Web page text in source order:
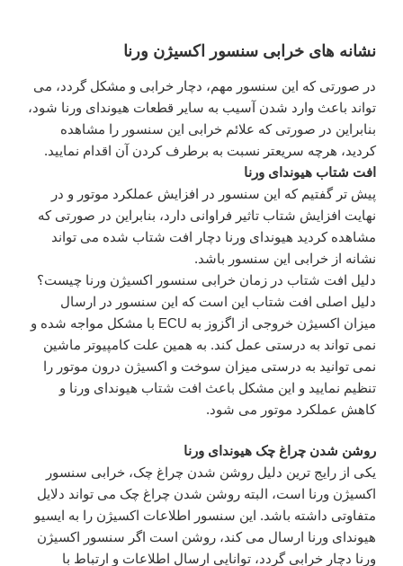
نشانه های خرابی سنسور اکسیژن ورنا
در صورتی که این سنسور مهم، دچار خرابی و مشکل گردد، می
تواند باعث وارد شدن آسیب به سایر قطعات هیوندای ورنا شود،
بنابراین در صورتی که علائم خرابی این سنسور را مشاهده
کردید، هرچه سریعتر نسبت به برطرف کردن آن اقدام نمایید.
افت شتاب هیوندای ورنا
پیش تر گفتیم که این سنسور در افزایش عملکرد موتور و در
نهایت افزایش شتاب تاثیر فراوانی دارد، بنابراین در صورتی که
مشاهده کردید هیوندای ورنا دچار افت شتاب شده می تواند
نشانه از خرابی این سنسور باشد.
دلیل افت شتاب در زمان خرابی سنسور اکسیژن ورنا چیست؟
دلیل اصلی افت شتاب این است که این سنسور در ارسال
میزان اکسیژن خروجی از اگزوز به ECU با مشکل مواجه شده و
نمی تواند به درستی عمل کند. به همین علت کامپیوتر ماشین
نمی توانید به درستی میزان سوخت و اکسیژن درون موتور را
تنظیم نمایید و این مشکل باعث افت شتاب هیوندای ورنا و
کاهش عملکرد موتور می شود.
روشن شدن چراغ چک هیوندای ورنا
یکی از رایج ترین دلیل روشن شدن چراغ چک، خرابی سنسور
اکسیژن ورنا است، البته روشن شدن چراغ چک می تواند دلایل
متفاوتی داشته باشد. این سنسور اطلاعات اکسیژن را به ایسیو
هیوندای ورنا ارسال می کند، روشن است اگر سنسور اکسیژن
ورنا دچار خرابی گردد، توانایی ارسال اطلاعات و ارتباط با